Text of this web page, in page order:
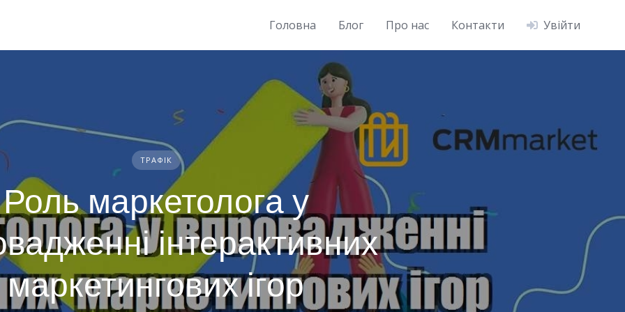
Головна Блог Про нас Контакти Увійти
ТРАФІК
Роль маркетолога у
інтерактивних
маркетингових ігор